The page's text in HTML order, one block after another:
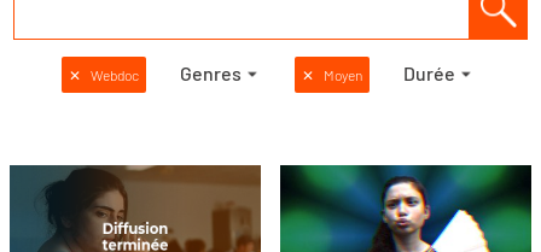
✕ Webdoc Genres ✕ Moyen Durée